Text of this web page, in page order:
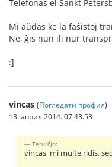
Telefonas el Sankt
Mi aŭdas ke la faŝistoj
Ne, ĝis nun ili nur
:]
vincas (Погледати профил)
13. април 2014. 07.43.53
Terurĉjo:
vincas, mi multe ridis,